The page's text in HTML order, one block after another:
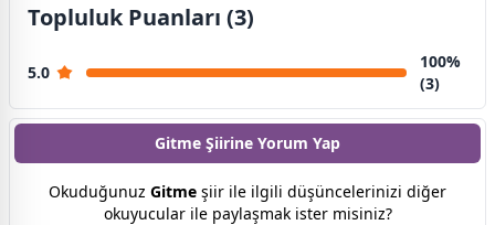
Topluluk Puanları (3)
5.0
100%
(3)
Gitme Şiirine Yorum Yap
Okuduğunuz Gitme şiir ile ilgili düşüncelerinizi diğer
okuyucular ile paylaşmak ister misiniz?